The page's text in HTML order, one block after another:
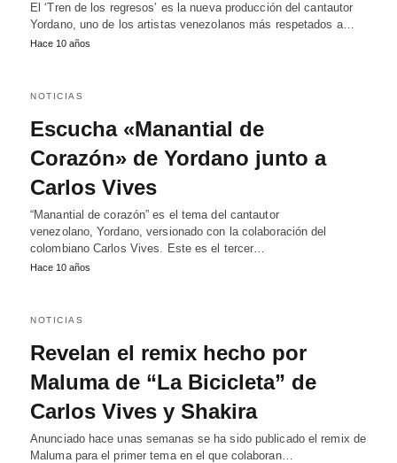
El ‘Tren de los regresos’ es la nueva producción del cantautor
Yordano, uno de los artistas venezolanos más respetados a…
Hace 10 años
NOTICIAS
Escucha «Manantial de
Corazón» de Yordano junto a
Carlos Vives
“Manantial de corazón” es el tema del cantautor
venezolano, Yordano, versionado con la colaboración del
colombiano Carlos Vives. Este es el tercer…
Hace 10 años
NOTICIAS
Revelan el remix hecho por
Maluma de “La Bicicleta” de
Carlos Vives y Shakira
Anunciado hace unas semanas se ha sido publicado el remix de
Maluma para el primer tema en el que colaboran…